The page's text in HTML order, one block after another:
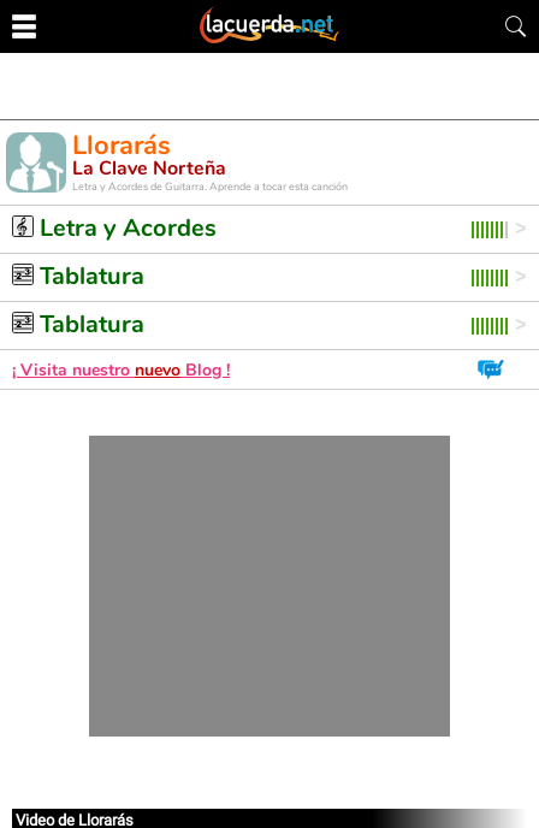
Llorarás
La Clave Norteña
Letra y Acordes de Guitarra. Aprende a tocar esta canción
Letra y Acordes
Tablatura
Tablatura
¡ Visita nuestro nuevo Blog !
Video de Llorarás